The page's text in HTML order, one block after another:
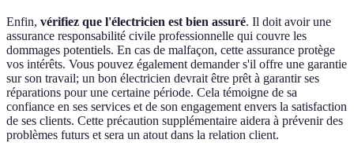
Enfin, vérifiez que l'électricien est bien assuré. Il doit avoir une
assurance responsabilité civile professionnelle qui couvre les
dommages potentiels. En cas de malfaçon, cette assurance protège
vos intérêts. Vous pouvez également demander s'il offre une garantie
sur son travail; un bon électricien devrait être prêt à garantir ses
réparations pour une certaine période. Cela témoigne de sa
confiance en ses services et de son engagement envers la satisfaction
de ses clients. Cette précaution supplémentaire aidera à prévenir des
problèmes futurs et sera un atout dans la relation client.